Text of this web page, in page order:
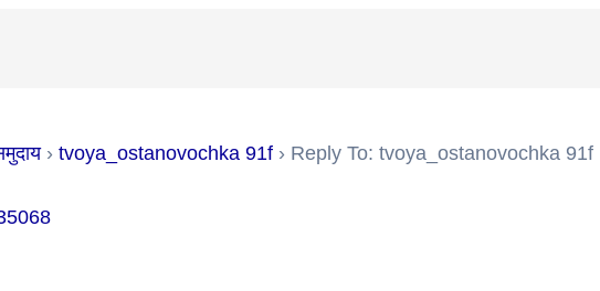
› tvoya_ostanovochka 91f › Reply To: tvoya_ostanovochka 91f